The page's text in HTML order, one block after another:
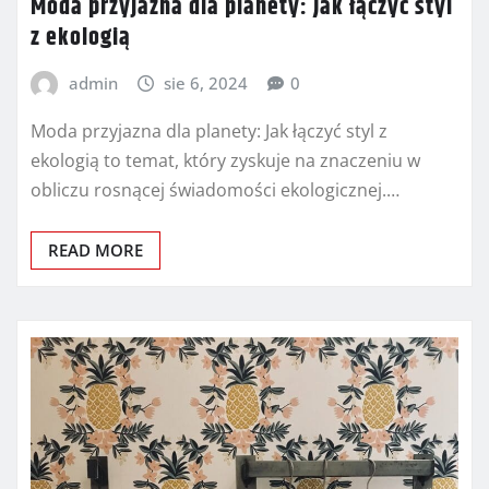
Moda przyjazna dla planety: Jak łączyć styl
z ekologią
admin sie 6, 2024 0
Moda przyjazna dla planety: Jak łączyć styl z
ekologią to temat, który zyskuje na znaczeniu w
obliczu rosnącej świadomości ekologicznej.…
READ MORE